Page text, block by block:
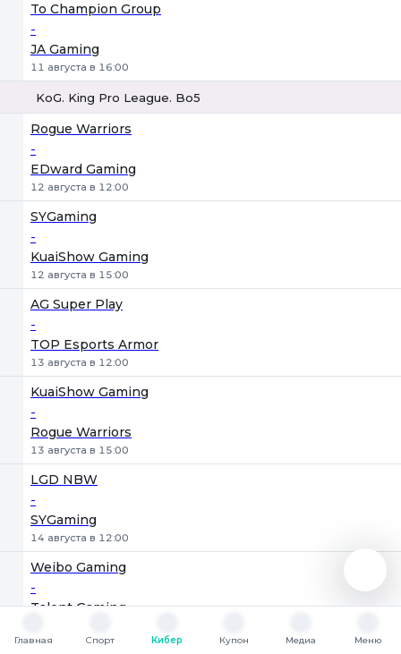
To Champion Group
-
JA Gaming
11 августа в 16:00
KoG. King Pro League. Bo5
Rogue Warriors
-
EDward Gaming
12 августа в 12:00
SYGaming
-
KuaiShow Gaming
12 августа в 15:00
AG Super Play
-
TOP Esports Armor
13 августа в 12:00
KuaiShow Gaming
-
Rogue Warriors
13 августа в 15:00
LGD NBW
-
SYGaming
14 августа в 12:00
Weibo Gaming
-
Talent Gaming
Главная
Спорт
Кибер
Купон
Медиа
Меню